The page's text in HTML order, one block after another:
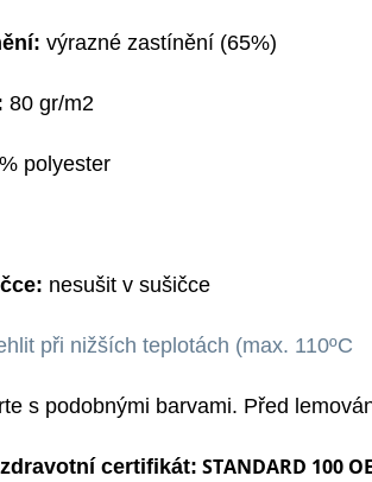
výrazné zastínění (65%)
80 gr/m2
polyester
nesušit v sušičce
při nižších teplotách (max. 110ºC
s podobnými barvami. Před
certifikát: STANDARD 100